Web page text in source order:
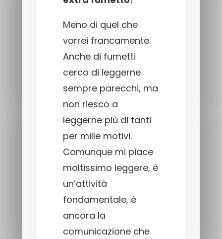
Meno di quel che
vorrei francamente.
Anche di fumetti
cerco di leggerne
sempre parecchi, ma
non riesco a
leggerne più di tanti
per mille motivi.
Comunque mi piace
moltissimo leggere, è
un’attività
fondamentale, è
ancora la
comunicazione che